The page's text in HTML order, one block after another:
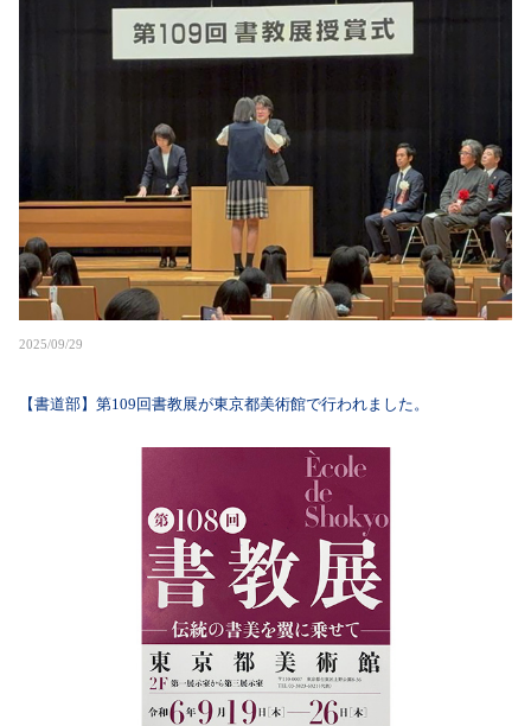
2025/09/29
【書道部】第109回書教展が東京都美術館で行われました。